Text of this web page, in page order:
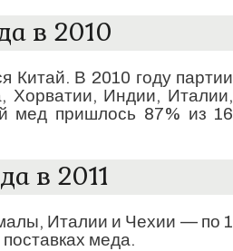
в 2010
Китай. В 2010 году партии
Хорватии, Индии, Италии,
мед пришлось 87% из 16
в 2011
Италии и Чехии — по 1
меда.